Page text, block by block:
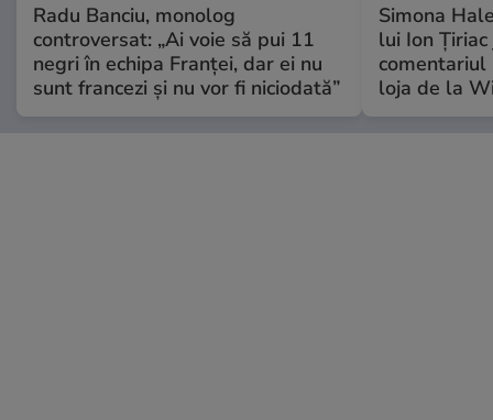
Radu Banciu, monolog
controversat: „Ai voie să pui 11
negri în echipa Franței, dar ei nu
sunt francezi și nu vor fi niciodată”
Simona
lui Ion
loja de la